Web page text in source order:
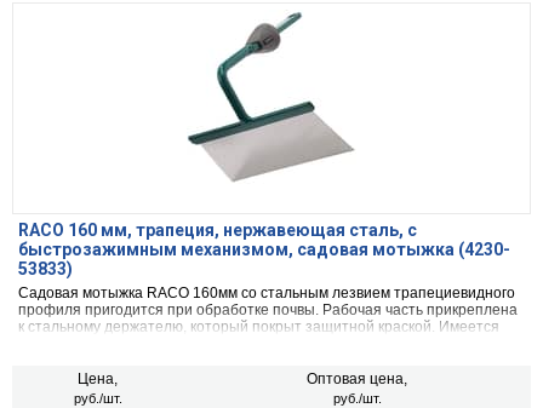
RACO 160 мм, трапеция, нержавеющая сталь, с
быстрозажимным механизмом, садовая мотыжка (4230-
53833)
Садовая мотыжка RACO 160мм со стальным лезвием трапециевидного
профиля пригодится при обработке почвы. Рабочая часть прикреплена
к стальному держателю, который покрыт защитной краской. Имеется
Цена,
руб./шт.
Оптовая цена,
руб./шт.